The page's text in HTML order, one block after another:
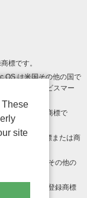
標です。
OS は米国その他の国で
Inc. のサービスマー
LLC の商標で
おける登録商標または商
の米国およびその他の
の商標または登録商標
These
site